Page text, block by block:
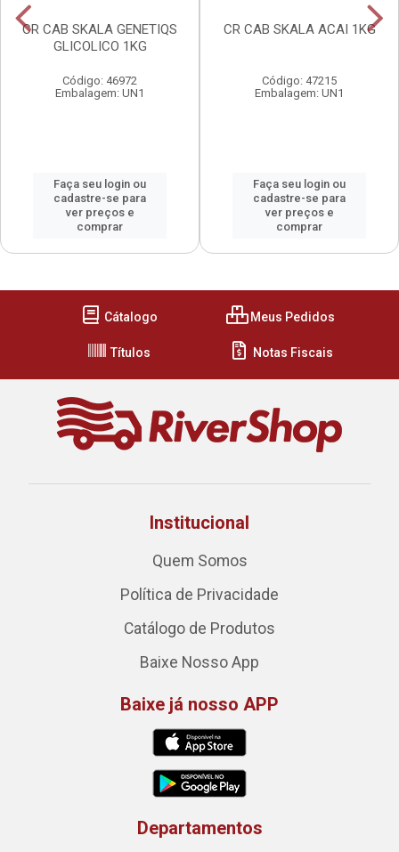
CR CAB SKALA GENETIQS
GLICOLICO 1KG
Código: 46972
Embalagem: UN1
Faça seu login ou
cadastre-se para
ver preços e
comprar
CR CAB SKALA ACAI 1KG
Código: 47215
Embalagem: UN1
Faça seu login ou
cadastre-se para
ver preços e
comprar
Cátalogo Meus Pedidos
Títulos Notas Fiscais
Institucional
Quem Somos
Política de Privacidade
Catálogo de Produtos
Baixe Nosso App
Baixe já nosso APP
Departamentos